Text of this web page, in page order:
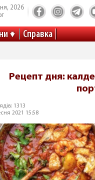
2026
Справка
Рецепт дня:
1313
2021 15:58